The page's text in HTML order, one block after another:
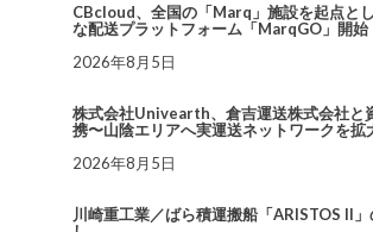
CBcloud、全国の「Marq」施設を起点と
な配送プラットフォーム「MarqGO」開始
2026年8月5日
株式会社Univearth、倉吉運送株式会社と
携〜山陰エリアへ実運送ネットワークを拡
2026年8月5日
川崎重工業／ばら積運搬船「ARISTOS II